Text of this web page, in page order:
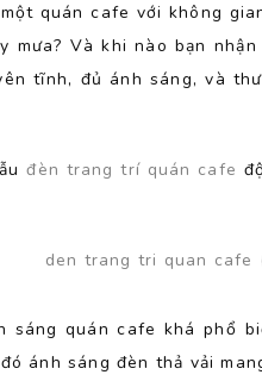
quán cafe với không
Và khi nào bạn
tĩnh, đủ ánh sáng, và
đèn trang trí quán cafe
sáng quán cafe khá phổ
ánh sáng đèn thả vải